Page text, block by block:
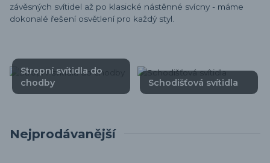
závěsných svítidel až po klasické nástěnné svícny - máme
dokonalé řešení osvětlení pro každý styl.
Stropní svítidla do
chodby
Schodišťová svítidla
Nejprodávanější